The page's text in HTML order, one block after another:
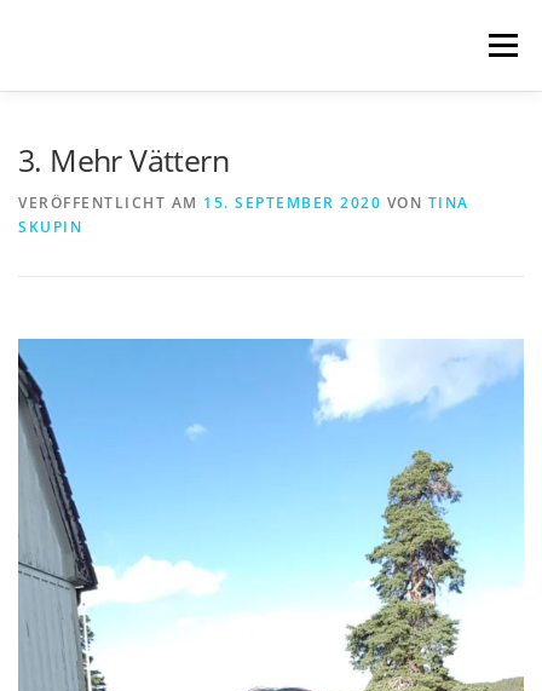
Menü
VERÖFFENTLICHUNGEN
3. Mehr Vättern
VERÖFFENTLICHT AM 15. SEPTEMBER 2020 VON TINA
SKUPIN